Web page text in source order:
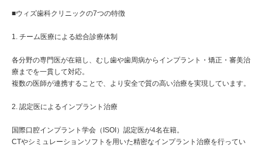
■ウィズ歯科クリニックの7つの特徴
1. チーム医療による総合診療体制
各分野の専門医が在籍し、むし歯や歯周病からインプラント・矯正・審美治
療までを一貫して対応。
複数の医師が連携することで、より安全で質の高い治療を実現しています。
2. 認定医によるインプラント治療
国際口腔インプラント学会（ISOI）認定医が4名在籍。
CTやシミュレーションソフトを用いた精密なインプラント治療を行ってい